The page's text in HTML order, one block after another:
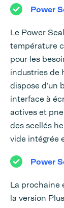
Power
Le Power
température
pour les
industries de
dispose d’un
interface à
actives et
des scellés
vide intégrée
Power
La prochaine
la version